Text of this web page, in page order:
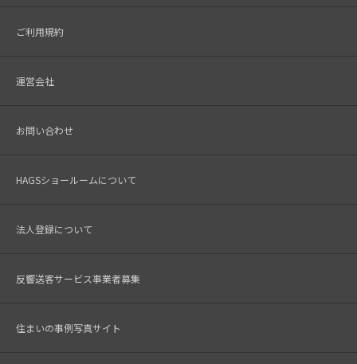
ご利用規約
運営会社
お問い合わせ
HAGSショールームについて
法人登録について
反響送客サービス事業者募集
住まいの事例写真サイト